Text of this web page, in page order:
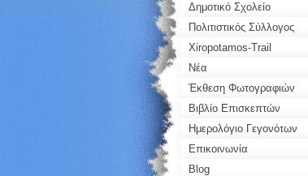
Δημοτικό Σχολείο
Πολιτιστικός Σύλλογος
Xiropotamos-Trail
Νέα
Έκθεση Φωτογραφιών
Βιβλίο Επισκεπτών
Ημερολόγιο Γεγονότων
Επικοινωνία
Blog